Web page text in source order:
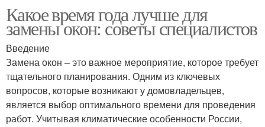
Какое время года лучше для
замены окон: советы специалистов
Введение
Замена окон – это важное мероприятие, которое требует
тщательного планирования. Одним из ключевых
вопросов, которые возникают у домовладельцев,
является выбор оптимального времени для проведения
работ. Учитывая климатические особенности России,